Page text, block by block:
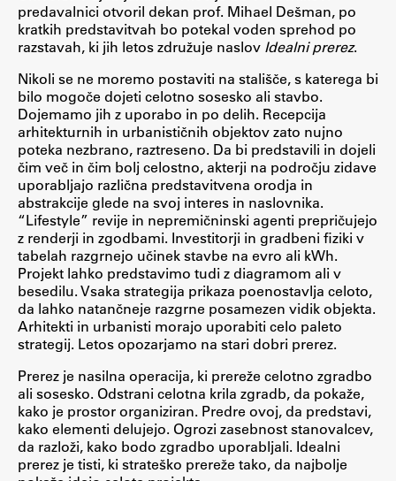
Predstavitev študija
Študentske informacije
Urniki
Študijski programi
Predmeti
Izbirni moduli EMŠA
Vpis
Zaključek študija
Mednarodne izmenjave
Študijske prakse
Spletna učilnica
ŠIS (SI)
ŠIS (EN)
Aktualno
predavalnici otvoril dekan prof. Mihael Dešman, po
kratkih predstavitvah bo potekal voden sprehod po
razstavah, ki jih letos združuje naslov Idealni prerez.
Nikoli se ne moremo postaviti na stališče, s katerega bi
bilo mogoče dojeti celotno sosesko ali stavbo.
Dojemamo jih z uporabo in po delih. Recepcija
arhitekturnih in urbanističnih objektov zato nujno
poteka nezbrano, raztreseno. Da bi predstavili in dojeli
čim več in čim bolj celostno, akterji na področju zidave
uporabljajo različna predstavitvena orodja in
abstrakcije glede na svoj interes in naslovnika.
“Lifestyle” revije in nepremičninski agenti prepričujejo
z renderji in zgodbami. Investitorji in gradbeni fiziki v
tabelah razgrnejo učinek stavbe na evro ali kWh.
Projekt lahko predstavimo tudi z diagramom ali v
besedilu. Vsaka strategija prikaza poenostavlja celoto,
da lahko natančneje razgrne posamezen vidik objekta.
Arhitekti in urbanisti morajo uporabiti celo paleto
strategij. Letos opozarjamo na stari dobri prerez.
Prerez je nasilna operacija, ki prereže celotno zgradbo
ali sosesko. Odstrani celotna krila zgradb, da pokaže,
kako je prostor organiziran. Predre ovoj, da predstavi,
kako elementi delujejo. Ogrozi zasebnost stanovalcev,
da razloži, kako bodo zgradbo uporabljali. Idealni
prerez je tisti, ki strateško prereže tako, da najbolje